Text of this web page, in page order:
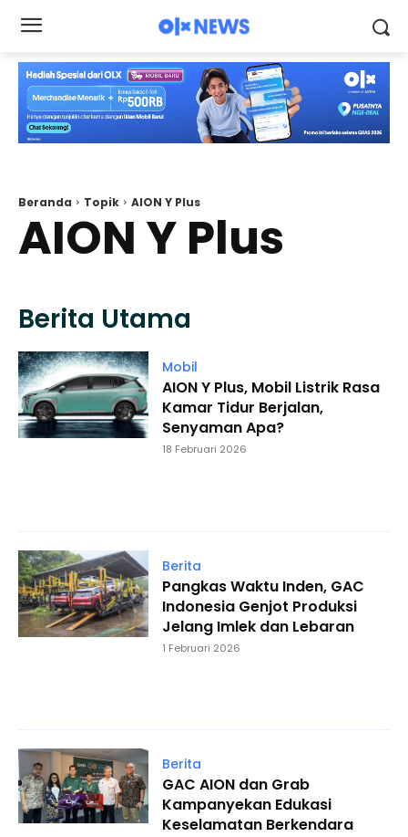
Beranda Topik AION Y Plus
AION Y Plus
Berita Utama
Mobil
AION Y Plus, Mobil Listrik Rasa
Kamar Tidur Berjalan,
Senyaman Apa?
18 Februari 2026
Berita
Pangkas Waktu Inden, GAC
Indonesia Genjot Produksi
Jelang Imlek dan Lebaran
1 Februari 2026
Berita
GAC AION dan Grab
Kampanyekan Edukasi
Keselamatan Berkendara